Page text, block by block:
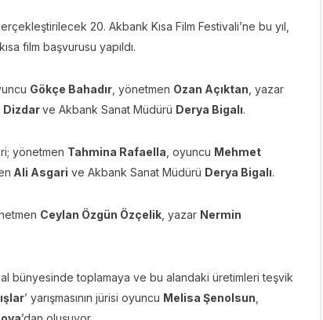
20. Akbank Kısa Film Festivali’ne bu yıl,
film başvurusu yapıldı.
Gökçe Bahadır , yönetmen Ozan Açıktan , yazar
Dizdarve Akbank Sanat Müdürü Derya Bigalı.
yönetmen Tahmina Rafaella , oyuncu Mehmet
Ali Asgari ve Akbank Sanat Müdürü Derya Bigalı.
Ceylan Özgün Özçelik , yazar Nermin
bünyesinde toplamaya ve bu alandaki üretimleri teşvik
’ yarışmasının jürisi oyuncu Melisa Şenolsun